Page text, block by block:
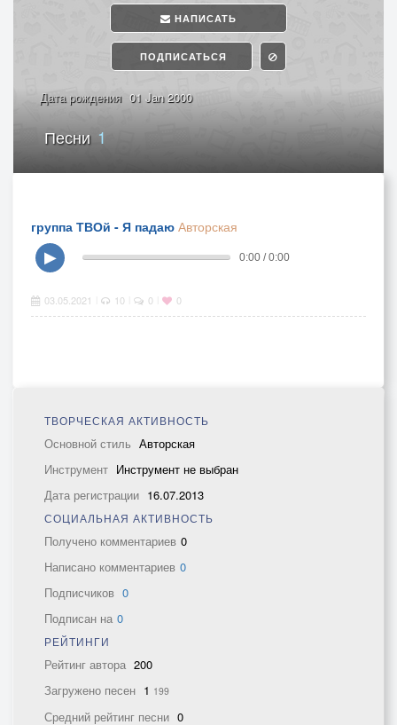
НАПИСАТЬ
ПОДПИСАТЬСЯ
Дата рождения 01 Jan 2000
Песни 1
группа ТВОй - Я падаю Авторская
▶
0:00 / 0:00
03.05.2021 10 0 0
ТВОРЧЕСКАЯ АКТИВНОСТЬ
Основной стиль Авторская
Инструмент Инструмент не выбран
Дата регистрации 16.07.2013
СОЦИАЛЬНАЯ АКТИВНОСТЬ
Получено комментариев 0
Написано комментариев 0
Подписчиков 0
Подписан на 0
РЕЙТИНГИ
Рейтинг автора 200
Загружено песен 1 199
Средний рейтинг песни 0